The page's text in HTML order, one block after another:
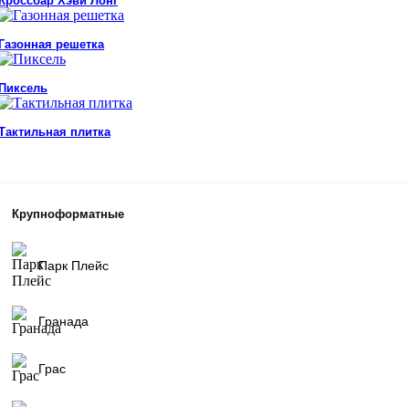
решетка
плитка
Крупноформатные
Парк Плейс
Гранада
Грас